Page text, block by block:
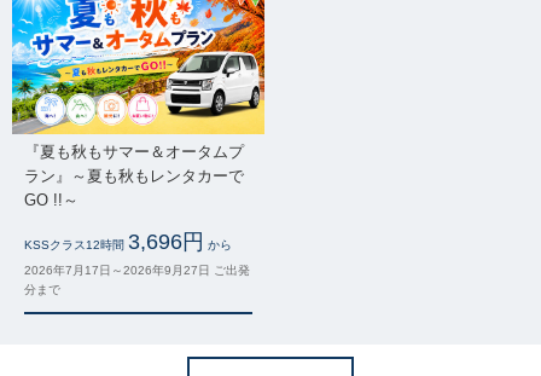
『夏も秋もサマー＆オータムプ
ラン』～夏も秋もレンタカーで
GO !!～
KSSクラス12時間 3,696円 から
2026年7月17日～2026年9月27日 ご出発
分まで